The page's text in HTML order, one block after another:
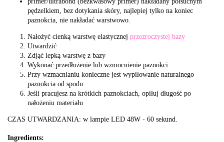
pędzelkiem, bez dotykania skóry, najlepiej tylko na koniec
paznokcia, nie nakładać warstwowo.
Nałożyć cienką warstwę elastycznej przezroczystej bazy
Utwardzić
Zdjąć lepką warstwę z bazy
Wykonać przedłużenie lub wzmocnienie paznokci
Przy wzmacnianiu konieczne jest wypiłowanie naturalnego
paznokcia od spodu
Jeśli pracujesz na krótkich paznokciach, opiłuj długość po
nałożeniu materiału
CZAS UTWARDZANIA: w lampie LED 48W - 60 sekund.
Ingredients: